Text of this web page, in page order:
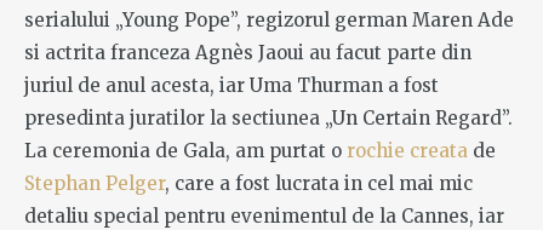
serialului „Young Pope”, regizorul german Maren Ade
si actrita franceza Agnès Jaoui au facut parte din
juriul de anul acesta, iar Uma Thurman a fost
presedinta juratilor la sectiunea „Un Certain Regard”.
La ceremonia de Gala, am purtat o rochie creata de
Stephan Pelger, care a fost lucrata in cel mai mic
detaliu special pentru evenimentul de la Cannes, iar